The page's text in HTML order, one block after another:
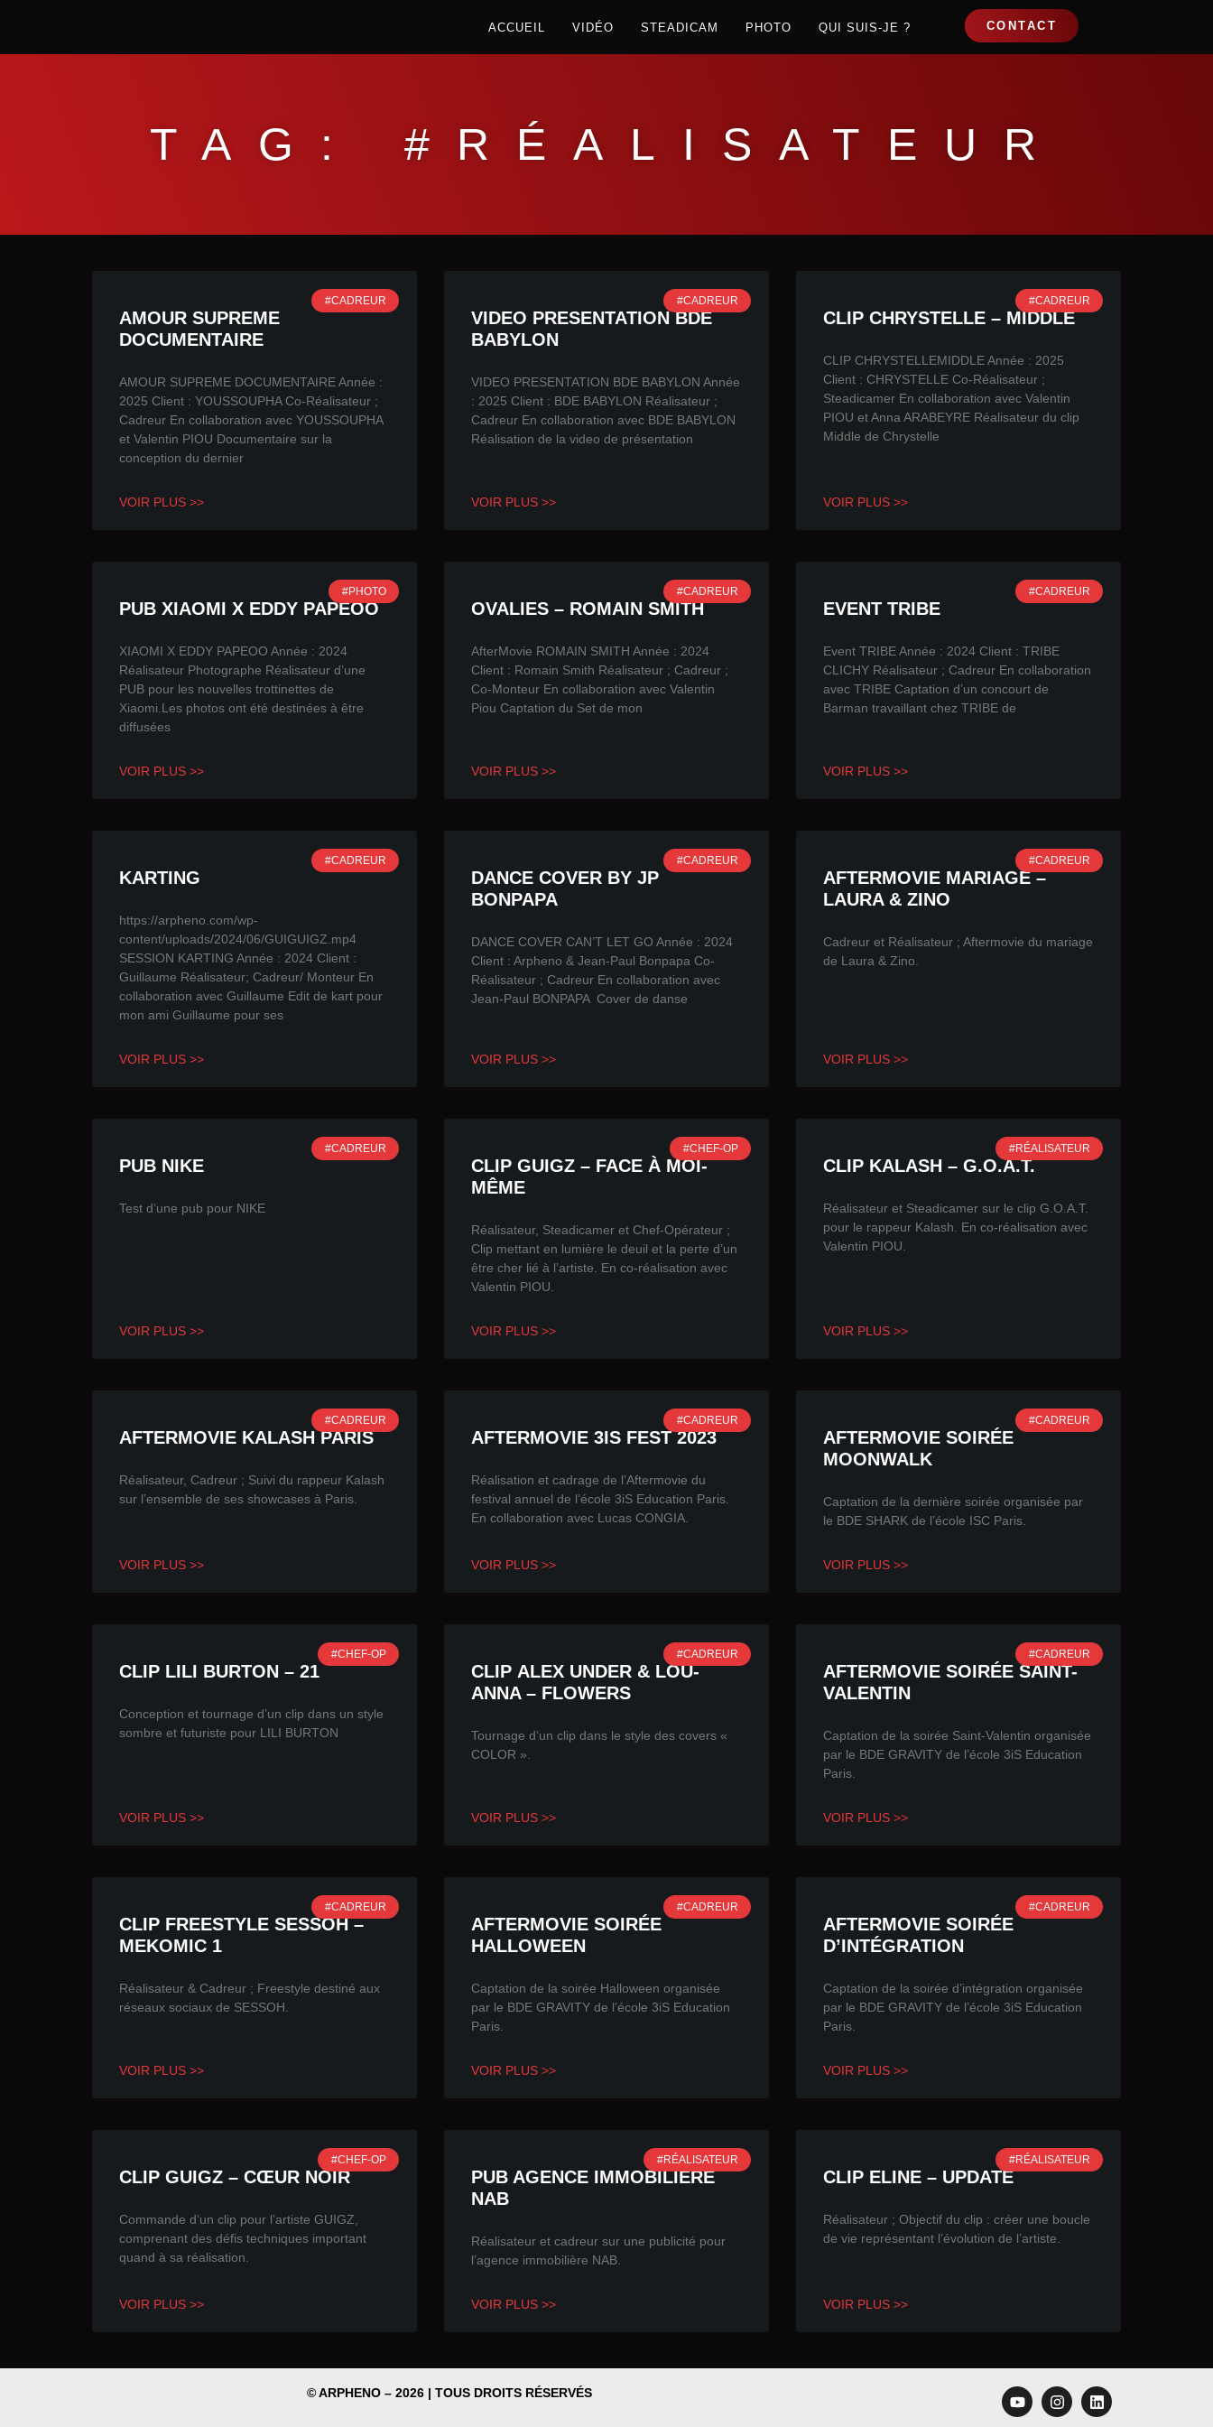
ACCUEIL VIDÉO STEADICAM PHOTO QUI SUIS-JE ? CONTACT
TAG: #RÉALISATEUR
#CADREUR
AMOUR SUPREME
DOCUMENTAIRE
AMOUR SUPREME DOCUMENTAIRE Année :
2025 Client : YOUSSOUPHA Co-Réalisateur ;
Cadreur En collaboration avec YOUSSOUPHA
et Valentin PIOU Documentaire sur la
conception du dernier
VOIR PLUS >>
#CADREUR
VIDEO PRESENTATION BDE
BABYLON
VIDEO PRESENTATION BDE BABYLON Année
: 2025 Client : BDE BABYLON Réalisateur ;
Cadreur En collaboration avec BDE BABYLON
Réalisation de la video de présentation
VOIR PLUS >>
#CADREUR
CLIP CHRYSTELLE – MIDDLE
CLIP CHRYSTELLEMIDDLE Année : 2025
Client : CHRYSTELLE Co-Réalisateur ;
Steadicamer En collaboration avec Valentin
PIOU et Anna ARABEYRE Réalisateur du clip
Middle de Chrystelle
VOIR PLUS >>
#PHOTO
PUB XIAOMI X EDDY PAPEOO
XIAOMI X EDDY PAPEOO Année : 2024
Réalisateur Photographe Réalisateur d’une
PUB pour les nouvelles trottinettes de
Xiaomi.Les photos ont été destinées à être
diffusées
VOIR PLUS >>
#CADREUR
OVALIES – ROMAIN SMITH
AfterMovie ROMAIN SMITH Année : 2024
Client : Romain Smith Réalisateur ; Cadreur ;
Co-Monteur En collaboration avec Valentin
Piou Captation du Set de mon
VOIR PLUS >>
#CADREUR
EVENT TRIBE
Event TRIBE Année : 2024 Client : TRIBE
CLICHY Réalisateur ; Cadreur En collaboration
avec TRIBE Captation d’un concourt de
Barman travaillant chez TRIBE de
VOIR PLUS >>
#CADREUR
KARTING
https://arpheno.com/wp-
content/uploads/2024/06/GUIGUIGZ.mp4
SESSION KARTING Année : 2024 Client :
Guillaume Réalisateur; Cadreur/ Monteur En
collaboration avec Guillaume Edit de kart pour
mon ami Guillaume pour ses
VOIR PLUS >>
#CADREUR
DANCE COVER BY JP
BONPAPA
DANCE COVER CAN’T LET GO Année : 2024
Client : Arpheno & Jean-Paul Bonpapa Co-
Réalisateur ; Cadreur En collaboration avec
Jean-Paul BONPAPA Cover de danse
VOIR PLUS >>
#CADREUR
AFTERMOVIE MARIAGE –
LAURA & ZINO
Cadreur et Réalisateur ; Aftermovie du mariage
de Laura & Zino.
VOIR PLUS >>
#CADREUR
PUB NIKE
Test d’une pub pour NIKE
VOIR PLUS >>
#CHEF-OP
CLIP GUIGZ – FACE À MOI-
MÊME
Réalisateur, Steadicamer et Chef-Opérateur ;
Clip mettant en lumière le deuil et la perte d’un
être cher lié à l’artiste. En co-réalisation avec
Valentin PIOU.
VOIR PLUS >>
#RÉALISATEUR
CLIP KALASH – G.O.A.T.
Réalisateur et Steadicamer sur le clip G.O.A.T.
pour le rappeur Kalash. En co-réalisation avec
Valentin PIOU.
VOIR PLUS >>
#CADREUR
AFTERMOVIE KALASH PARIS
Réalisateur, Cadreur ; Suivi du rappeur Kalash
sur l’ensemble de ses showcases à Paris.
VOIR PLUS >>
#CADREUR
AFTERMOVIE 3IS FEST 2023
Réalisation et cadrage de l’Aftermovie du
festival annuel de l’école 3iS Education Paris.
En collaboration avec Lucas CONGIA.
VOIR PLUS >>
#CADREUR
AFTERMOVIE SOIRÉE
MOONWALK
Captation de la dernière soirée organisée par
le BDE SHARK de l’école ISC Paris.
VOIR PLUS >>
#CHEF-OP
CLIP LILI BURTON – 21
Conception et tournage d’un clip dans un style
sombre et futuriste pour LILI BURTON
VOIR PLUS >>
#CADREUR
CLIP ALEX UNDER & LOU-
ANNA – FLOWERS
Tournage d’un clip dans le style des covers «
COLOR ».
VOIR PLUS >>
#CADREUR
AFTERMOVIE SOIRÉE SAINT-
VALENTIN
Captation de la soirée Saint-Valentin organisée
par le BDE GRAVITY de l’école 3iS Education
Paris.
VOIR PLUS >>
#CADREUR
CLIP FREESTYLE SESSOH –
MEKOMIC 1
Réalisateur & Cadreur ; Freestyle destiné aux
réseaux sociaux de SESSOH.
VOIR PLUS >>
#CADREUR
AFTERMOVIE SOIRÉE
HALLOWEEN
Captation de la soirée Halloween organisée
par le BDE GRAVITY de l’école 3iS Education
Paris.
VOIR PLUS >>
#CADREUR
AFTERMOVIE SOIRÉE
D’INTÉGRATION
Captation de la soirée d’intégration organisée
par le BDE GRAVITY de l’école 3iS Education
Paris.
VOIR PLUS >>
#CHEF-OP
CLIP GUIGZ – CŒUR NOIR
Commande d’un clip pour l’artiste GUIGZ,
comprenant des défis techniques important
quand à sa réalisation.
VOIR PLUS >>
#RÉALISATEUR
PUB AGENCE IMMOBILIÈRE
NAB
Réalisateur et cadreur sur une publicité pour
l’agence immobilière NAB.
VOIR PLUS >>
#RÉALISATEUR
CLIP ELINE – UPDATE
Réalisateur ; Objectif du clip : créer une boucle
de vie représentant l’évolution de l’artiste.
VOIR PLUS >>
© ARPHENO – 2026 | TOUS DROITS RÉSERVÉS